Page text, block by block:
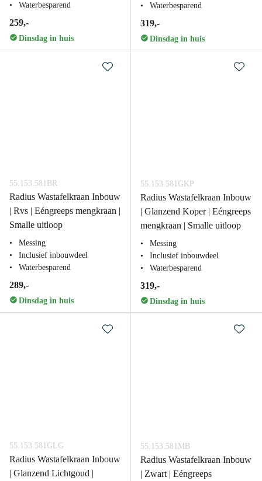
Waterbesparend
259,-
Dinsdag in huis
Waterbesparend
319,-
Dinsdag in huis
55.153.581BR
Radius Wastafelkraan Inbouw
| Rvs | Eéngreeps mengkraan |
Smalle uitloop
Messing
Inclusief inbouwdeel
Waterbesparend
289,-
Dinsdag in huis
55.153.581GKP
Radius Wastafelkraan Inbouw
| Glanzend Koper | Eéngreeps
mengkraan | Smalle uitloop
Messing
Inclusief inbouwdeel
Waterbesparend
319,-
Dinsdag in huis
55.153.581GLG
Radius Wastafelkraan Inbouw
| Glanzend Lichtgoud |
55.153.581MB
Radius Wastafelkraan Inbouw
| Zwart | Eéngreeps